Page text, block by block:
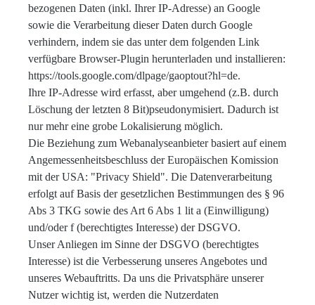
bezogenen Daten (inkl. Ihrer IP-Adresse) an Google
sowie die Verarbeitung dieser Daten durch Google
verhindern, indem sie das unter dem folgenden Link
verfügbare Browser-Plugin herunterladen und installieren:
https://tools.google.com/dlpage/gaoptout?hl=de.
Ihre IP-Adresse wird erfasst, aber umgehend (z.B. durch
Löschung der letzten 8 Bit)pseudonymisiert. Dadurch ist
nur mehr eine grobe Lokalisierung möglich.
Die Beziehung zum Webanalyseanbieter basiert auf einem
Angemessenheitsbeschluss der Europäischen Komission
mit der USA: "Privacy Shield". Die Datenverarbeitung
erfolgt auf Basis der gesetzlichen Bestimmungen des § 96
Abs 3 TKG sowie des Art 6 Abs 1 lit a (Einwilligung)
und/oder f (berechtigtes Interesse) der DSGVO.
Unser Anliegen im Sinne der DSGVO (berechtigtes
Interesse) ist die Verbesserung unseres Angebotes und
unseres Webauftritts. Da uns die Privatsphäre unserer
Nutzer wichtig ist, werden die Nutzerdaten